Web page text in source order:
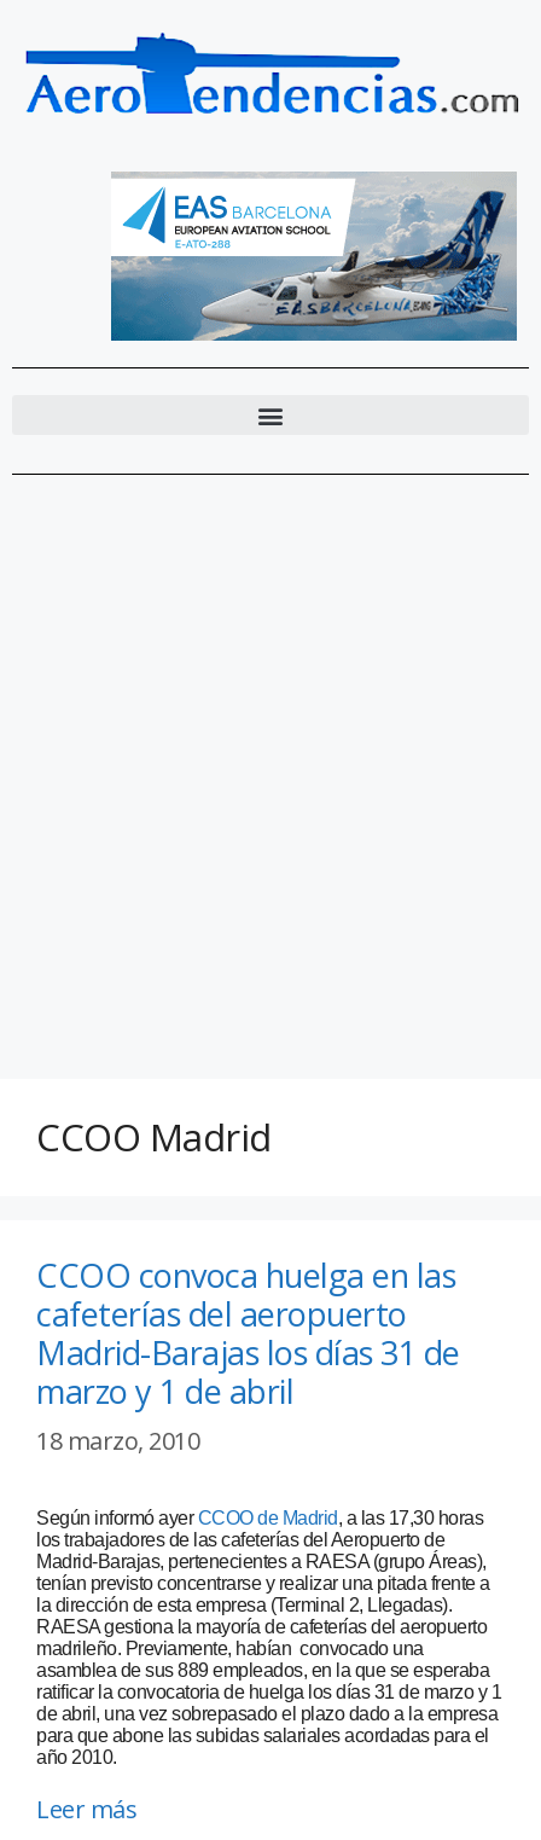
CCOO Madrid
CCOO convoca huelga en las
cafeterías del aeropuerto
Madrid-Barajas los días 31 de
marzo y 1 de abril
18 marzo, 2010
Según informó ayerCCOO de Madrid, a las 17,30 horas
los trabajadores de las cafeterías del Aeropuerto de
Madrid-Barajas, pertenecientes a RAESA (grupo Áreas),
tenían previsto concentrarse y realizar una pitada frente a
la dirección de esta empresa (Terminal 2, Llegadas).
RAESA gestiona la mayoría de cafeterías del aeropuerto
madrileño. Previamente, habían convocado una
asamblea de sus 889 empleados, en la que se esperaba
ratificar la convocatoria de huelga los días 31 de marzo y 1
de abril, una vez sobrepasado el plazo dado a la empresa
para que abone las subidas salariales acordadas para el
año 2010.
Leer más